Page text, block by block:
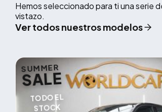
Hemos seleccionado para ti una serie
vistazo.
Ver todos nuestros modelos
SUMMER
SALE
TODO EL
STOCK